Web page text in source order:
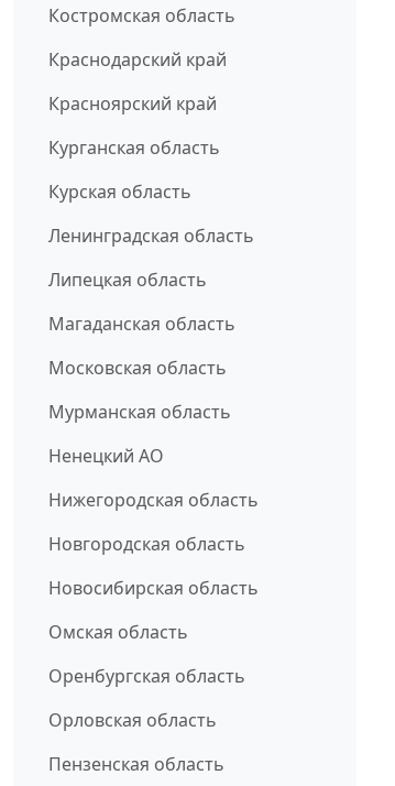
Костромская область
Краснодарский край
Красноярский край
Курганская область
Курская область
Ленинградская область
Липецкая область
Магаданская область
Московская область
Мурманская область
Ненецкий АО
Нижегородская область
Новгородская область
Новосибирская область
Омская область
Оренбургская область
Орловская область
Пензенская область